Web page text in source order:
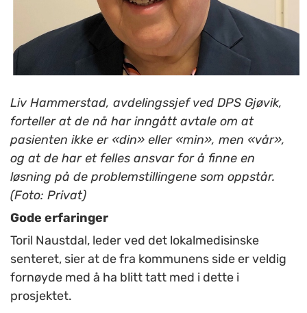
Liv Hammerstad, avdelingssjef ved DPS Gjøvik,
forteller at de nå har inngått avtale om at
pasienten ikke er «din» eller «min», men «vår»,
og at de har et felles ansvar for å finne en
løsning på de problemstillingene som oppstår.
(Foto: Privat)
Gode erfaringer
Toril Naustdal, leder ved det lokalmedisinske
senteret, sier at de fra kommunens side er veldig
fornøyde med å ha blitt tatt med i dette i
prosjektet.